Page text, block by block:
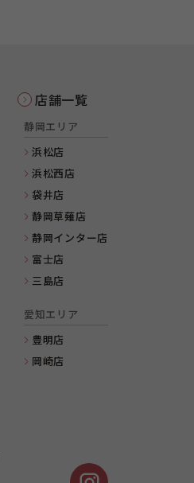
店舗一覧
静岡エリア
浜松店
浜松西店
袋井店
静岡草薙店
静岡インター店
富士店
三島店
愛知エリア
豊明店
岡崎店